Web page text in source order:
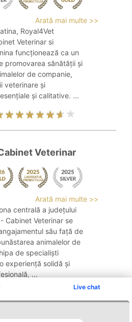
Live chat
Arată mai multe >>
Royal4Vet
Veterinar si
funcționează ca un
promovarea sănătății și
de companie,
veterinare și
și calitative. ...
Veterinar
Arată mai multe >>
centrală a județului
Cabinet Veterinar se
său față de
animalelor de
de specialiști
experiență solidă și
...